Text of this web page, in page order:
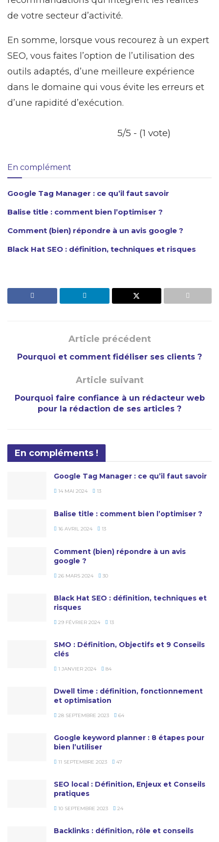
de votre secteur d’activité.
En somme, lorsque vous recourez à un expert
SEO, vous faites l’option de l’utilisation des
outils adaptés, d’une meilleure expérience
dans le domaine qui vous évite les erreurs et
d’une rapidité d’exécution.
5/5 - (1 vote)
En complément
Google Tag Manager : ce qu’il faut savoir
Balise title : comment bien l’optimiser ?
Comment (bien) répondre à un avis google ?
Black Hat SEO : définition, techniques et risques
Article précédent
Pourquoi et comment fidéliser ses clients ?
Article suivant
Pourquoi faire confiance à un rédacteur web
pour la rédaction de ses articles ?
En compléments !
Google Tag Manager : ce qu’il faut savoir
14 MAI 2024 13
Balise title : comment bien l’optimiser ?
16 AVRIL 2024 13
Comment (bien) répondre à un avis
google ?
26 MARS 2024 30
Black Hat SEO : définition, techniques et
risques
29 FÉVRIER 2024 13
SMO : Définition, Objectifs et 9 Conseils
clés
1 JANVIER 2024 84
Dwell time : définition, fonctionnement
et optimisation
28 SEPTEMBRE 2023 64
Google keyword planner : 8 étapes pour
bien l’utiliser
11 SEPTEMBRE 2023 47
SEO local : Définition, Enjeux et Conseils
pratiques
10 SEPTEMBRE 2023 24
Backlinks : définition, rôle et conseils